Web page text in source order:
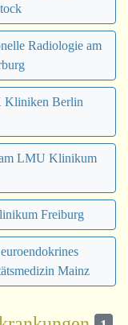
Radiologie am
Kliniken Berlin
LMU Klinikum
Freiburg
Mainz